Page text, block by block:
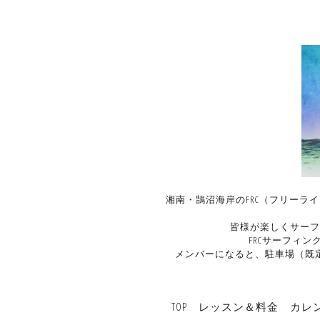
湘南・鵠沼海岸のFRC（フリー
皆様が楽しくサー
FRCサーフィ
メンバーになると、駐車場（
TOP レッスン＆料金 カレ